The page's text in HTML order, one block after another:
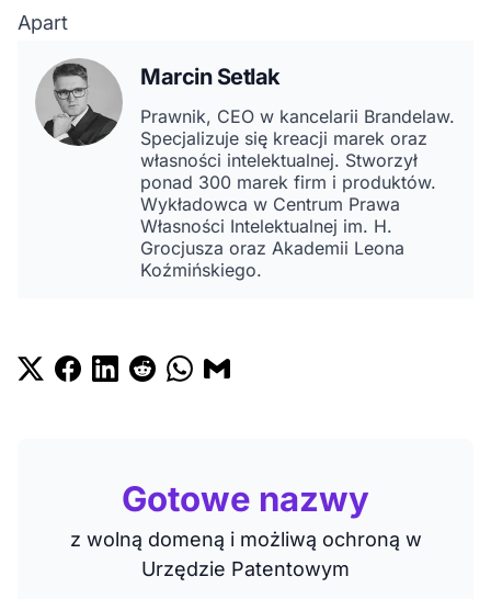
Apart
Marcin Setlak
Prawnik, CEO w kancelarii Brandelaw.
Specjalizuje się kreacji marek oraz
własności intelektualnej. Stworzył
ponad 300 marek firm i produktów.
Wykładowca w Centrum Prawa
Własności Intelektualnej im. H.
Grocjusza oraz Akademii Leona
Koźmińskiego.
Gotowe nazwy
z wolną domeną i możliwą ochroną w
Urzędzie Patentowym